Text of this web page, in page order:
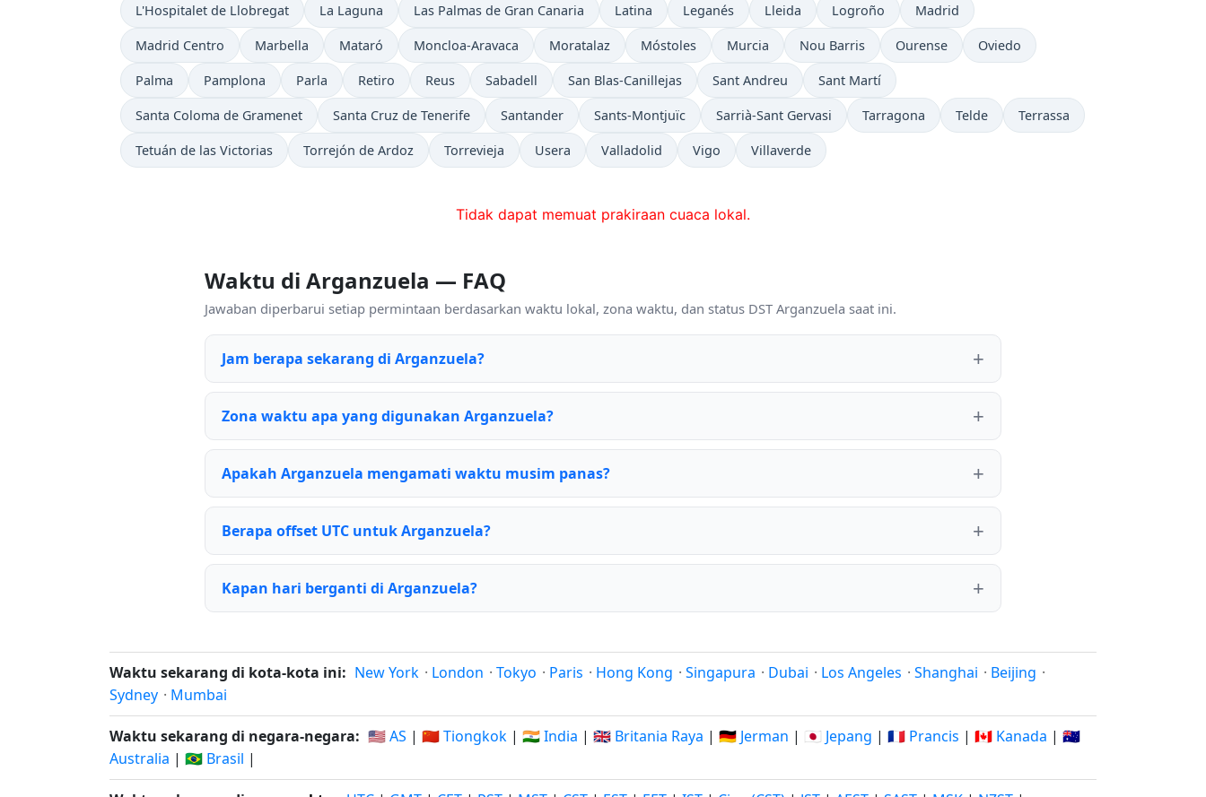
L'Hospitalet de Llobregat La Laguna Las Palmas de Gran Canaria Latina Leganés Lleida Logroño Madrid
Madrid Centro Marbella Mataró Moncloa-Aravaca Moratalaz Móstoles Murcia Nou Barris Ourense Oviedo
Palma Pamplona Parla Retiro Reus Sabadell San Blas-Canillejas Sant Andreu Sant Martí
Santa Coloma de Gramenet Santa Cruz de Tenerife Santander Sants-Montjuïc Sarrià-Sant Gervasi Tarragona Telde Terrassa
Tetuán de las Victorias Torrejón de Ardoz Torrevieja Usera Valladolid Vigo Villaverde
Tidak dapat memuat prakiraan cuaca lokal.
Waktu di Arganzuela — FAQ
Jawaban diperbarui setiap permintaan berdasarkan waktu lokal, zona waktu, dan status DST Arganzuela saat ini.
Jam berapa sekarang di Arganzuela?
Zona waktu apa yang digunakan Arganzuela?
Apakah Arganzuela mengamati waktu musim panas?
Berapa offset UTC untuk Arganzuela?
Kapan hari berganti di Arganzuela?
Waktu sekarang di kota-kota ini: New York · London · Tokyo · Paris · Hong Kong · Singapura · Dubai · Los Angeles · Shanghai · Beijing ·
Sydney · Mumbai
Waktu sekarang di negara-negara: 🇺🇸 AS | 🇨🇳 Tiongkok | 🇮🇳 India | 🇬🇧 Britania Raya | 🇩🇪 Jerman | 🇯🇵 Jepang | 🇫🇷 Prancis | 🇨🇦 Kanada | 🇦🇺
Australia | 🇧🇷 Brasil |